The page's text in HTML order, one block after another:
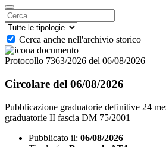
Cerca anche nell'archivio storico
Protocollo 7363/2026 del 06/08/2026
Circolare del 06/08/2026
Pubblicazione graduatorie definitive 24
graduatorie II fascia DM 75/2001
Pubblicato il: 06/08/2026